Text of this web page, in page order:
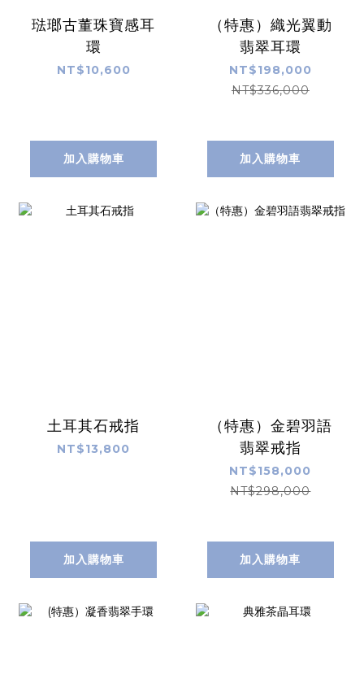
琺瑯古董珠寶感耳
環
NT$10,600
加入購物車
（特惠）織光翼動
翡翠耳環
NT$198,000
NT$336,000
加入購物車
土耳其石戒指
NT$13,800
加入購物車
（特惠）金碧羽語
翡翠戒指
NT$158,000
NT$298,000
加入購物車